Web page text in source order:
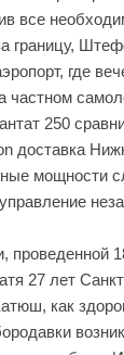
все
границу,
где
частном
250
доставка
мощности
проведенной
27 лет
как